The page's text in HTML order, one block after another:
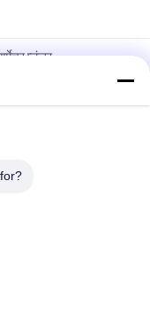
प्लंजर
17121 29515
08 2P025-06